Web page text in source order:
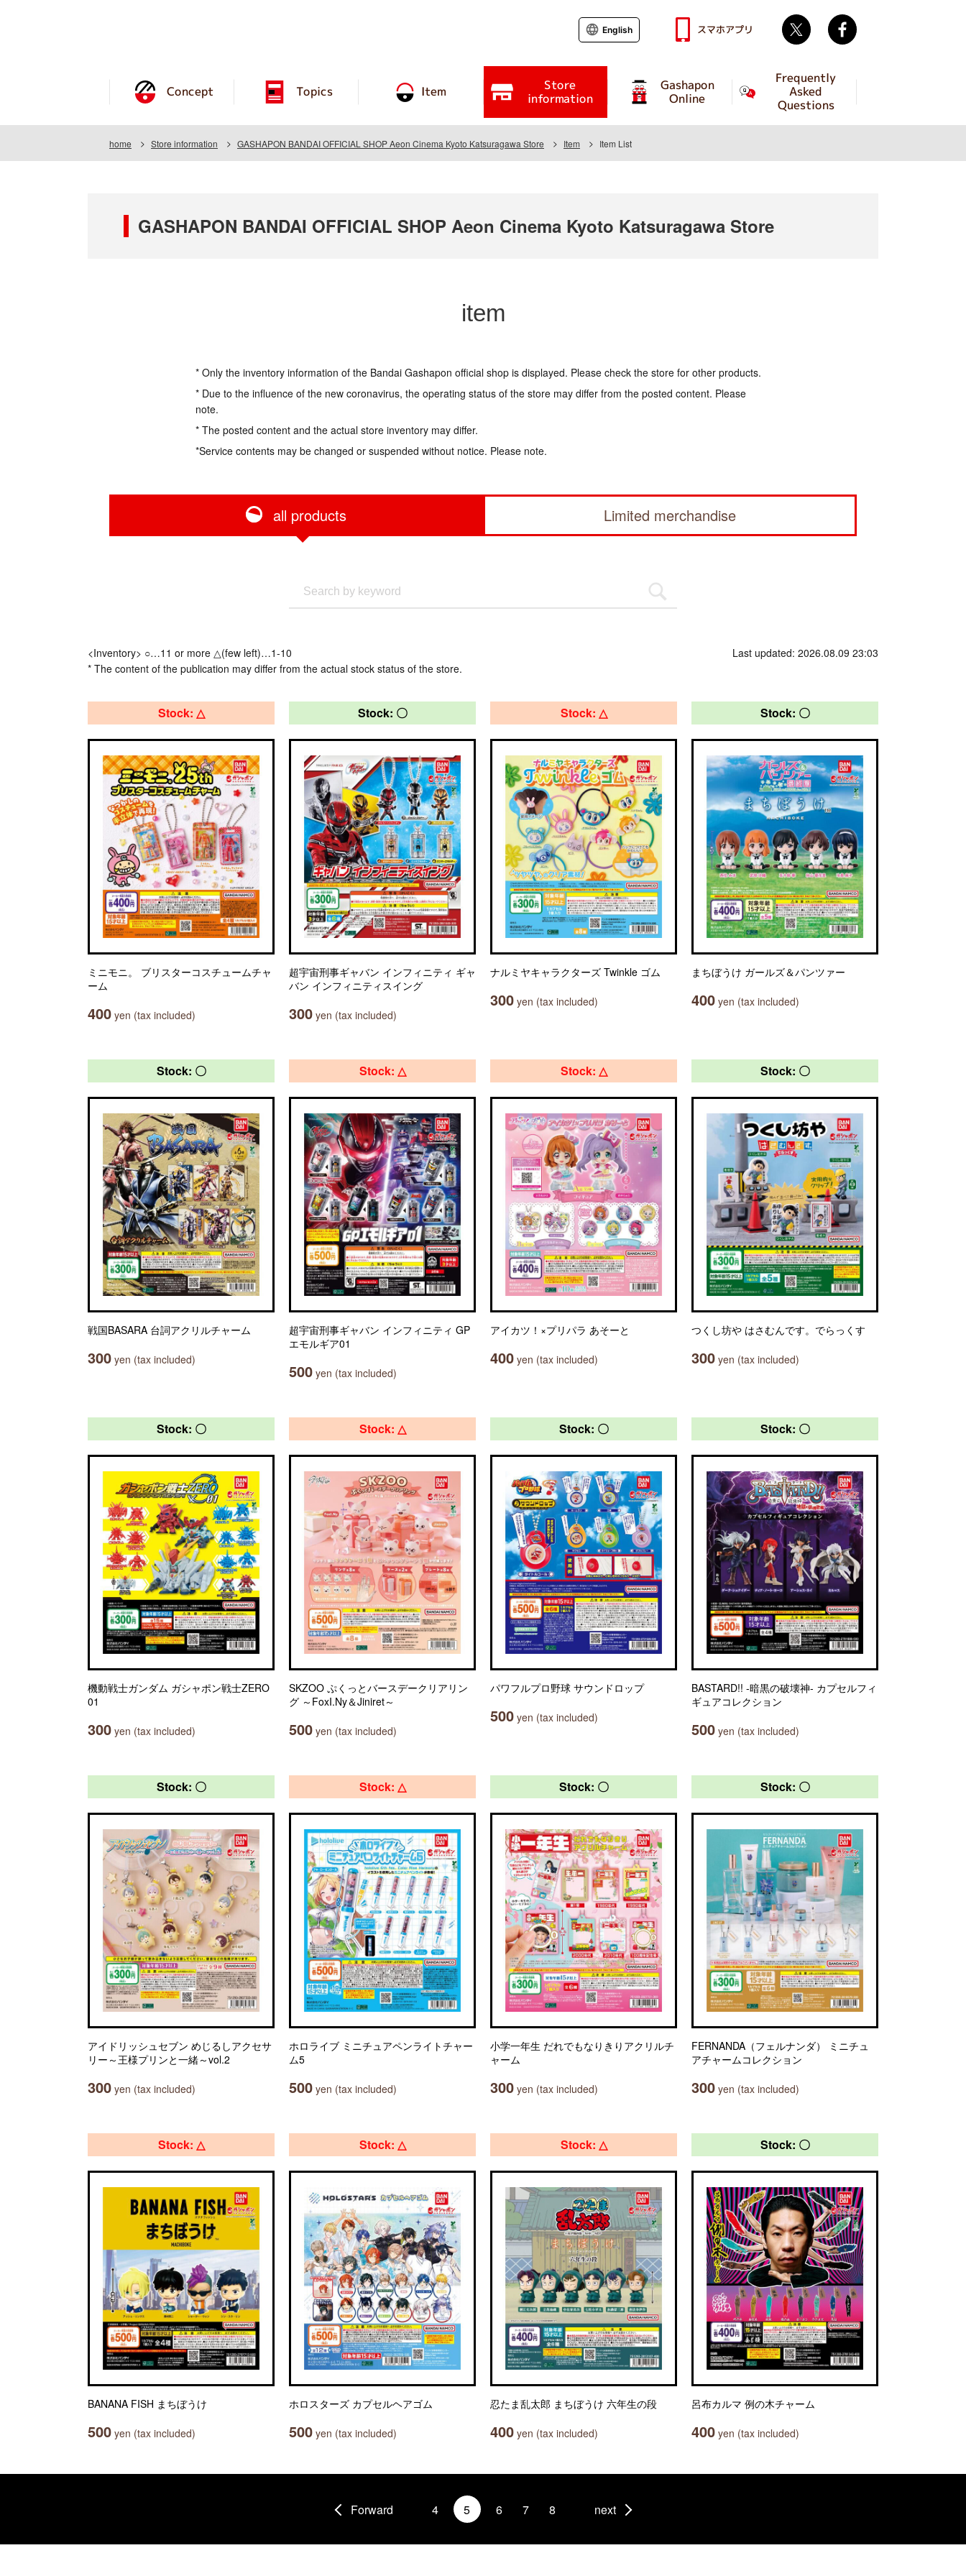
Concept Topics Item Store
information
Gashapon
Online
Frequently
Asked
Questions
English スマホアプリ Twitter
home Store information GASHAPON BANDAI OFFICIAL SHOP Aeon Cinema Kyoto Katsuragawa Store Item Item List
GASHAPON BANDAI OFFICIAL SHOP Aeon Cinema Kyoto Katsuragawa Store
item
* Only the inventory information of the Bandai Gashapon official shop is displayed. Please check the store for other products.
* Due to the influence of the new coronavirus, the operating status of the store may differ from the posted content. Please
note.
* The posted content and the actual store inventory may differ.
*Service contents may be changed or suspended without notice. Please note.
all products Limited merchandise
<Inventory> ○…11 or more △(few left)…1-10
* The content of the publication may differ from the actual stock status of the store.
Last updated: 2026.08.09 23:03
Stock: △
ミニモニ。 ブリスターコスチュームチャ
ーム
400 yen (tax included)
Stock: 〇
超宇宙刑事ギャバン インフィニティ ギャ
バン インフィニティスイング
300 yen (tax included)
Stock: △
ナルミヤキャラクターズ Twinkle ゴム
300 yen (tax included)
Stock: 〇
まちぼうけ ガールズ＆パンツァー
400 yen (tax included)
Stock: 〇
戦国BASARA 台詞アクリルチャーム
300 yen (tax included)
Stock: △
超宇宙刑事ギャバン インフィニティ GP
エモルギア01
500 yen (tax included)
Stock: △
アイカツ！×プリパラ あそーと
400 yen (tax included)
Stock: 〇
つくし坊や はさむんです。でらっくす
300 yen (tax included)
Stock: 〇
機動戦士ガンダム ガシャポン戦士ZERO
01
300 yen (tax included)
Stock: △
SKZOO ぷくっとバースデークリアリン
グ ～FoxI.Ny＆Jiniret～
500 yen (tax included)
Stock: 〇
パワフルプロ野球 サウンドロップ
500 yen (tax included)
Stock: 〇
BASTARD!! -暗黒の破壊神- カプセルフィ
ギュアコレクション
500 yen (tax included)
Stock: 〇
アイドリッシュセブン めじるしアクセサ
リー～王様プリンと一緒～vol.2
300 yen (tax included)
Stock: △
ホロライブ ミニチュアペンライトチャー
ム5
500 yen (tax included)
Stock: 〇
小学一年生 だれでもなりきりアクリルチ
ャーム
300 yen (tax included)
Stock: 〇
FERNANDA（フェルナンダ） ミニチュ
アチャームコレクション
300 yen (tax included)
Stock: △
BANANA FISH まちぼうけ
500 yen (tax included)
Stock: △
ホロスターズ カプセルヘアゴム
500 yen (tax included)
Stock: △
忍たま乱太郎 まちぼうけ 六年生の段
400 yen (tax included)
Stock: 〇
呂布カルマ 例の木チャーム
400 yen (tax included)
Forward 4 5 6 7 8 next